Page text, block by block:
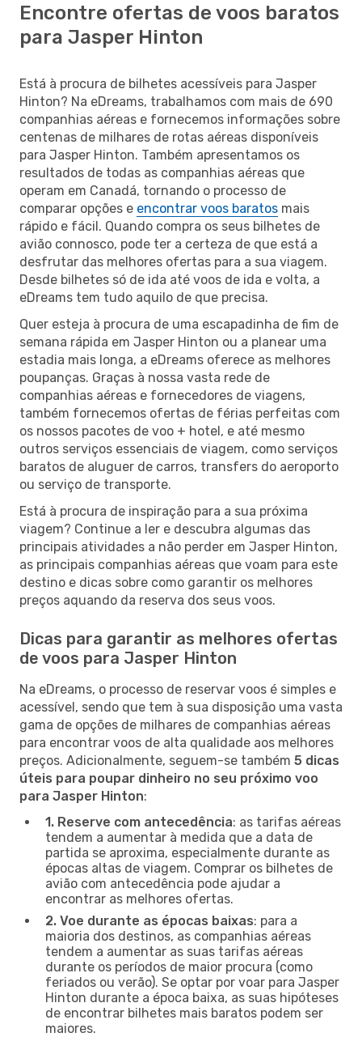
Encontre ofertas de voos baratos
para Jasper Hinton
Está à procura de bilhetes acessíveis para Jasper
Hinton? Na eDreams, trabalhamos com mais de 690
companhias aéreas e fornecemos informações sobre
centenas de milhares de rotas aéreas disponíveis
para Jasper Hinton. Também apresentamos os
resultados de todas as companhias aéreas que
operam em Canadá, tornando o processo de
comparar opções e encontrar voos baratos mais
rápido e fácil. Quando compra os seus bilhetes de
avião connosco, pode ter a certeza de que está a
desfrutar das melhores ofertas para a sua viagem.
Desde bilhetes só de ida até voos de ida e volta, a
eDreams tem tudo aquilo de que precisa.
Quer esteja à procura de uma escapadinha de fim de
semana rápida em Jasper Hinton ou a planear uma
estadia mais longa, a eDreams oferece as melhores
poupanças. Graças à nossa vasta rede de
companhias aéreas e fornecedores de viagens,
também fornecemos ofertas de férias perfeitas com
os nossos pacotes de voo + hotel, e até mesmo
outros serviços essenciais de viagem, como serviços
baratos de aluguer de carros, transfers do aeroporto
ou serviço de transporte.
Está à procura de inspiração para a sua próxima
viagem? Continue a ler e descubra algumas das
principais atividades a não perder em Jasper Hinton,
as principais companhias aéreas que voam para este
destino e dicas sobre como garantir os melhores
preços aquando da reserva dos seus voos.
Dicas para garantir as melhores ofertas
de voos para Jasper Hinton
Na eDreams, o processo de reservar voos é simples e
acessível, sendo que tem à sua disposição uma vasta
gama de opções de milhares de companhias aéreas
para encontrar voos de alta qualidade aos melhores
preços. Adicionalmente, seguem-se também 5 dicas
úteis para poupar dinheiro no seu próximo voo
para Jasper Hinton:
1. Reserve com antecedência: as tarifas aéreas
tendem a aumentar à medida que a data de
partida se aproxima, especialmente durante as
épocas altas de viagem. Comprar os bilhetes de
avião com antecedência pode ajudar a
encontrar as melhores ofertas.
2. Voe durante as épocas baixas: para a
maioria dos destinos, as companhias aéreas
tendem a aumentar as suas tarifas aéreas
durante os períodos de maior procura (como
feriados ou verão). Se optar por voar para Jasper
Hinton durante a época baixa, as suas hipóteses
de encontrar bilhetes mais baratos podem ser
maiores.